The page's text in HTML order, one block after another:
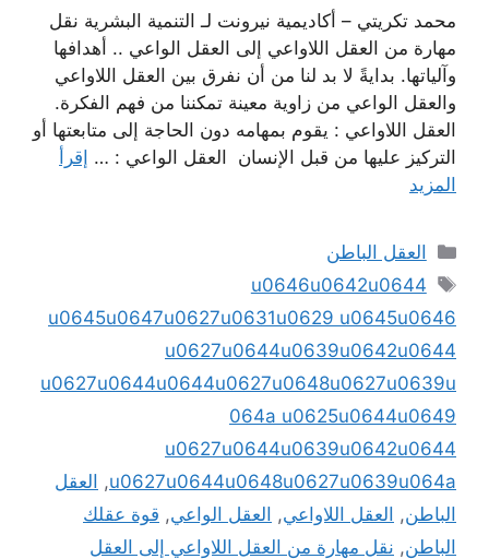
محمد تكريتي – أكاديمية نيرونت لـ التنمية البشرية نقل
مهارة من العقل اللاواعي إلى العقل الواعي .. أهدافها
وآلياتها. بدايةً لا بد لنا من أن نفرق بين العقل اللاواعي
والعقل الواعي من زاوية معينة تمكننا من فهم الفكرة.
العقل اللاواعي : يقوم بمهامه دون الحاجة إلى متابعتها أو
التركيز عليها من قبل الإنسان العقل الواعي : … إقرأ
المزيد
التصنيفات
العقل الباطن
الوسوم
u0646u0642u0644
u0645u0647u0627u0631u0629 u0645u0646
u0627u0644u0639u0642u0644
u0627u0644u0644u0627u0648u0627u0639u
064a u0625u0644u0649
u0627u0644u0639u0642u0644
u0627u0644u0648u0627u0639u064a
, العقل
الباطن, العقل اللاواعي, العقل الواعي, قوة عقلك
الباطن, نقل مهارة من العقل اللاواعي إلى العقل